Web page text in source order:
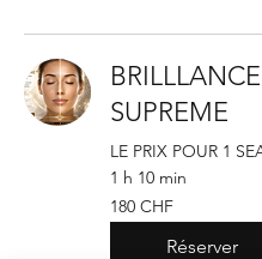
BRILLLANCE
SUPREME
LE PRIX POUR 1
1 h 10 min
180
francs
suisses
180 CHF
Réserver